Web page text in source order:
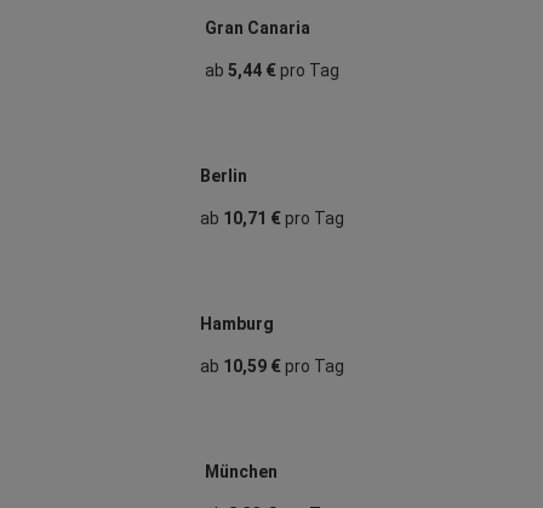
Gran Canaria
ab 5,44 €pro Tag
Berlin
ab 10,71 €pro Tag
Hamburg
ab 10,59 €pro Tag
München